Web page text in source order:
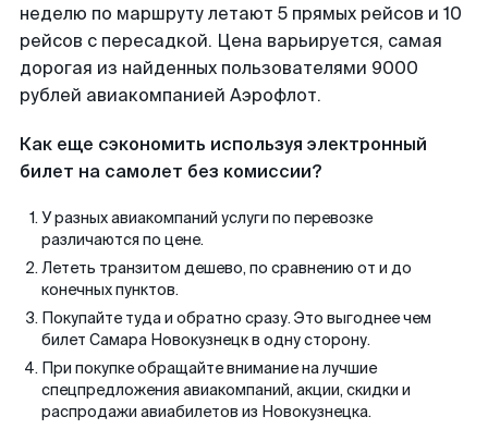
неделю по маршруту летают 5 прямых рейсов и 10
рейсов с пересадкой. Цена варьируется, самая
дорогая из найденных пользователями 9000
рублей авиакомпанией Аэрофлот.
Как еще сэкономить используя электронный
билет на самолет без комиссии?
У разных авиакомпаний услуги по перевозке
различаются по цене.
Лететь транзитом дешево, по сравнению от и до
конечных пунктов.
Покупайте туда и обратно сразу. Это выгоднее чем
билет Самара Новокузнецк в одну сторону.
При покупке обращайте внимание на лучшие
спецпредложения авиакомпаний, акции, скидки и
распродажи авиабилетов из Новокузнецка.